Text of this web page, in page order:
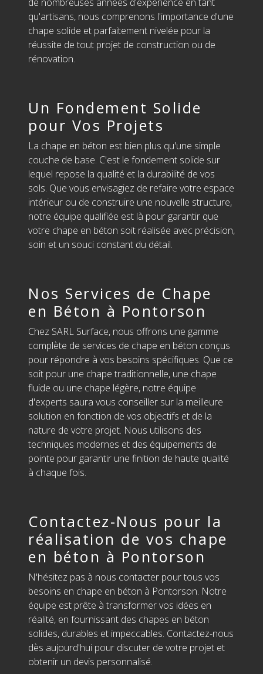
qu'artisans, nous comprenons l'importance d'une
chape solide et parfaitement nivelée pour la
réussite de tout projet de construction ou de
rénovation.
Un Fondement Solide
pour Vos Projets
La chape en béton est bien plus qu'une simple
couche de base. C'est le fondement solide sur
lequel repose la qualité et la durabilité de vos
sols. Que vous envisagiez de refaire votre espace
intérieur ou de construire une nouvelle structure,
notre équipe qualifiée est là pour garantir que
votre chape en béton soit réalisée avec précision,
soin et un souci constant du détail.
Nos Services de Chape
en Béton à Pontorson
Chez SARL Surface, nous offrons une gamme
complète de services de chape en béton conçus
pour répondre à vos besoins spécifiques. Que ce
soit pour une chape traditionnelle, une chape
fluide ou une chape légère, notre équipe
d'experts saura vous conseiller sur la meilleure
solution en fonction de vos objectifs et de la
nature de votre projet. Nous utilisons des
techniques modernes et des équipements de
pointe pour garantir une finition de haute qualité
à chaque fois.
Contactez-Nous pour la
réalisation de vos chape
en béton à Pontorson
N'hésitez pas à nous contacter pour tous vos
besoins en chape en béton à Pontorson. Notre
équipe est prête à transformer vos idées en
réalité, en fournissant des chapes en béton
solides, durables et impeccables. Contactez-nous
dès aujourd'hui pour discuter de votre projet et
obtenir un devis personnalisé.